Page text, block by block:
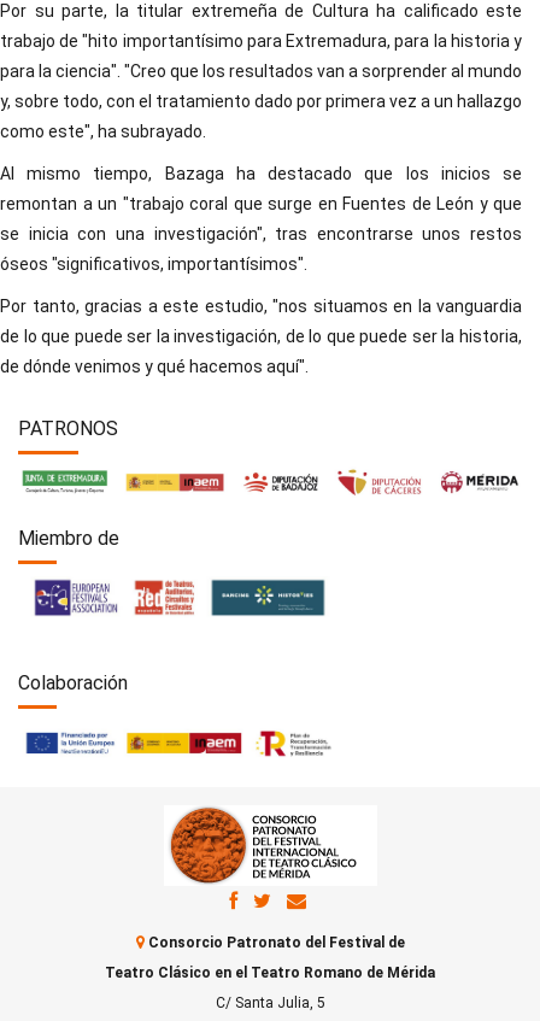
Por su parte, la titular extremeña de Cultura ha calificado este
trabajo de "hito importantísimo para Extremadura, para la historia y
para la ciencia". "Creo que los resultados van a sorprender al mundo
y, sobre todo, con el tratamiento dado por primera vez a un hallazgo
como este", ha subrayado.
Al mismo tiempo, Bazaga ha destacado que los inicios se
remontan a un "trabajo coral que surge en Fuentes de León y que
se inicia con una investigación", tras encontrarse unos restos
óseos "significativos, importantísimos".
Por tanto, gracias a este estudio, "nos situamos en la vanguardia
de lo que puede ser la investigación, de lo que puede ser la historia,
de dónde venimos y qué hacemos aquí".
PATRONOS
Miembro de
Colaboración
Consorcio Patronato del Festival de
Teatro Clásico en el Teatro Romano de Mérida
C/ Santa Julia, 5